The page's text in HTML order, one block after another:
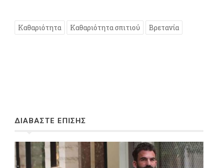
Καθαριότητα Καθαριότητα σπιτιού Βρετανία
ΔΙΑΒΑΣΤΕ ΕΠΙΣΗΣ